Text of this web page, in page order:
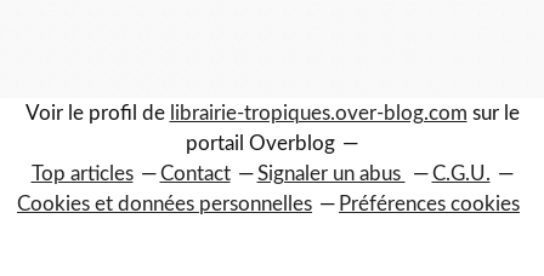
Voir le profil de librairie-tropiques.over-blog.com sur le
portail Overblog
Top articles
Contact Signaler un abus
C.G.U.
Cookies et données personnelles
Préférences cookies